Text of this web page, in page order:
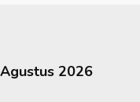
Agustus 2026